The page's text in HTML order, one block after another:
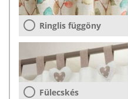
Ringlis függöny
Fülecskés